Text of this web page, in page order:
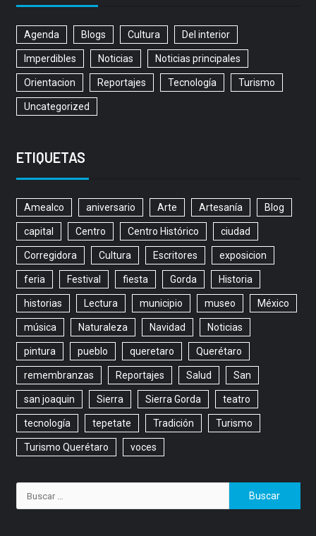
Agenda Blogs Cultura Del interior
Imperdibles Noticias Noticias principales
Orientacion Reportajes Tecnología Turismo
Uncategorized
ETIQUETAS
Amealco aniversario Arte Artesanía Blog
capital Centro Centro Histórico ciudad
Corregidora Cultura Escritores exposicion
feria Festival fiesta Gorda Historia
historias Lectura municipio museo México
música Naturaleza Navidad Noticias
pintura pueblo queretaro Querétaro
remembranzas Reportajes Salud San
san joaquin Sierra Sierra Gorda teatro
tecnología tepetate Tradición Turismo
Turismo Querétaro voces